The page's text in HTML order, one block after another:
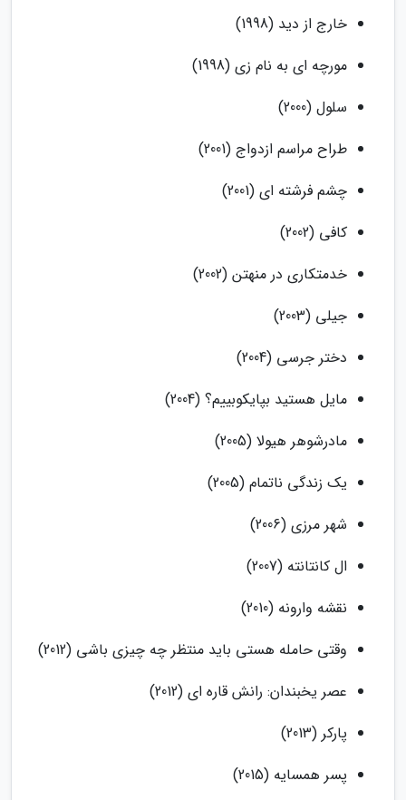
خارج از دید (1998)
مورچه ای به نام زی (1998)
سلول (2000)
طراح مراسم ازدواج (2001)
چشم فرشته ای (2001)
کافی (2002)
خدمتکاری در منهتن (2002)
جیلی (2003)
دختر جرسی (2004)
مایل هستید بپایکوبییم؟ (2004)
مادرشوهر هیولا (2005)
یک زندگی ناتمام (2005)
شهر مرزی (2006)
ال کانتانته (2007)
نقشه وارونه (2010)
وقتی حامله هستی باید منتظر چه چیزی باشی (2012)
عصر یخبندان: رانش قاره ای (2012)
پارکر (2013)
پسر همسایه (2015)